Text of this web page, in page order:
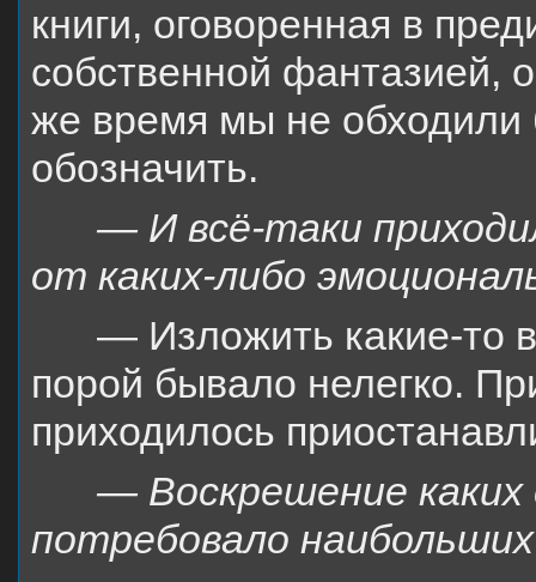
книги, оговоренная в
собственной фантазией,
же время мы не обходили
обозначить.
— И всё-таки
от каких-либо
— Изложить какие-то
порой бывало нелегко.
приходилось
— Воскрешение
потребовало